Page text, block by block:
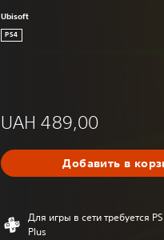
Ubisoft
PS4
UAH 489,00
Добавить в
Для игры в сети требуется PS
Plus